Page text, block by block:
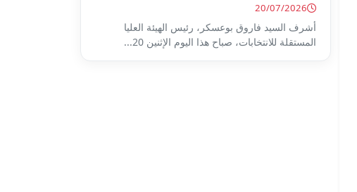
20/07/2026
أشرف السيد فاروق بوعسكر، رئيس الهيئة العليا
المستقلة للانتخابات، صباح هذا اليوم الإثنين 20...